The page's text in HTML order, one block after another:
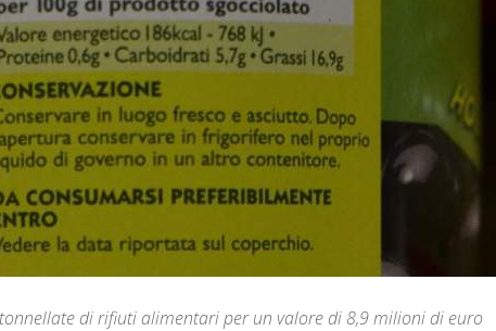
di rifiuti alimentari per un valore di 8,9 milioni di euro